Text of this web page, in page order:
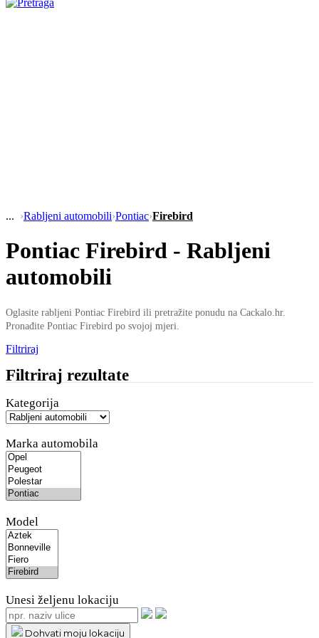
›Rabljeni automobili›Pontiac›Firebird
Pontiac Firebird - Rabljeni
automobili
Oglasite rabljeni Pontiac Firebird ili pretražite ponudu na Cackalo.hr.
Pronađite Pontiac Firebird po svojoj mjeri.
Filtriraj
Filtriraj rezultate
Kategorija
Marka automobila
Model
Unesi željenu lokaciju
Dohvati moju lokaciju